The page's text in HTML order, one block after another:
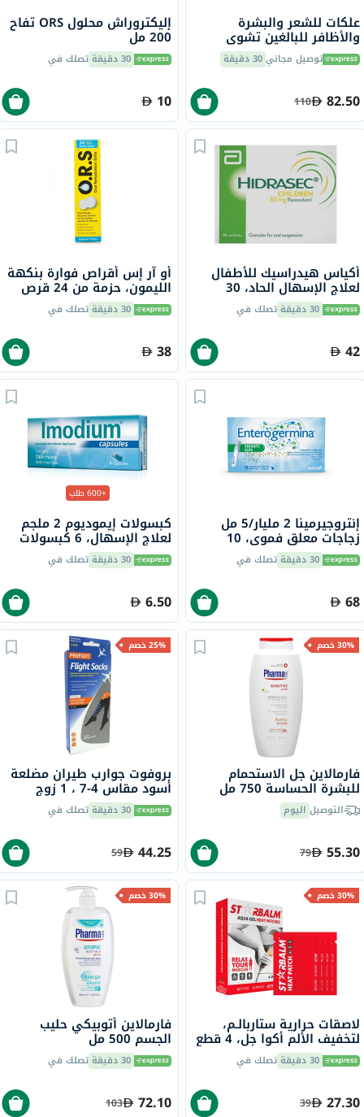
علكات للشعر والبشرة
والأظافر للبالغين تشوي
فيتس، 60 قطعةتوصيل مجاني30 دقيقة
82.50
110
إليكتروراش محلول ORS تفاح
200 مل
30 دقيقة تصلك في
10
أكياس هيدراسيك للأطفال
لعلاج الإسهال الحاد، 30
ملجم، 16 كيس 30 دقيقة تصلك في
42
أو آر إس أقراص فوارة بنكهة
الليمون، حزمة من 24 قرص
30 دقيقة تصلك في
38
إنتروجيرمينا 2 مليار/5 مل
زجاجات معلق فموي، 10
زجاجات30 دقيقة تصلك في
68
+600 طلب
كبسولات إيموديوم 2 ملجم
لعلاج الإسهال، 6 كبسولات
30 دقيقة تصلك في
6.50
30% خصم
فارمالاين جل الاستحمام
للبشرة الحساسة 750 مل
التوصيل اليوم
55.30
79
25% خصم
بروفوت جوارب طيران مضلعة
أسود مقاس 4-7 ، 1 زوج
P72112 / 1
30 دقيقة تصلك في
44.25
59
30% خصم
لاصقات حرارية ستاربالـم،
لتخفيف الألم أكوا جل، 4 قطع
30 دقيقة تصلك في
27.30
39
30% خصم
فارمالاين أتوبيكي حليب
الجسم 500 مل
30 دقيقة تصلك في
72.10
103